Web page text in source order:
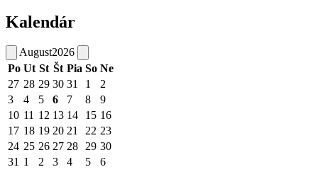
Kalendár
August2026
Po Ut St Št Pia So Ne
27 28 29 30 31 1
2
3
4 5 6 7 8
9
10 11 12 13 14 15 16
17 18 19 20 21 22 23
24 25 26 27 28 29 30
31 1 2 3 4 5 6